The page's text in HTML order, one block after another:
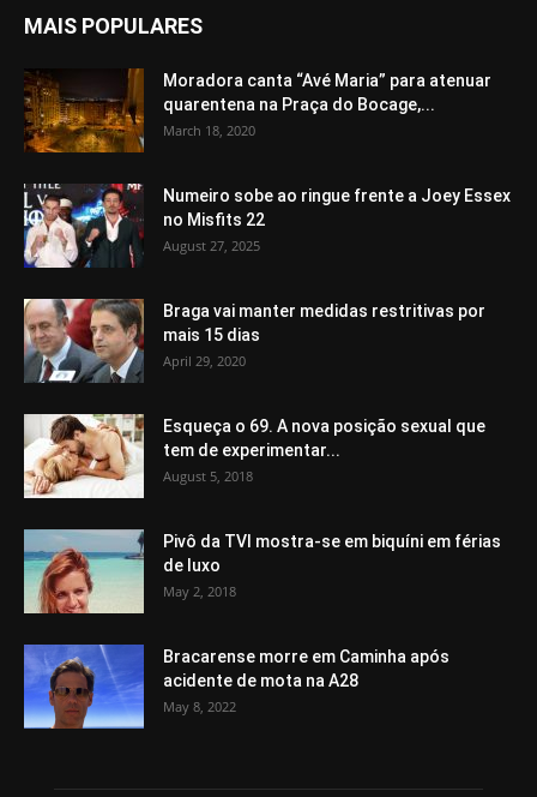
MAIS POPULARES
Moradora canta “Avé Maria” para atenuar
quarentena na Praça do Bocage,...
March 18, 2020
Numeiro sobe ao ringue frente a Joey Essex
no Misfits 22
August 27, 2025
Braga vai manter medidas restritivas por
mais 15 dias
April 29, 2020
Esqueça o 69. A nova posição sexual que
tem de experimentar...
August 5, 2018
Pivô da TVI mostra-se em biquíni em férias
de luxo
May 2, 2018
Bracarense morre em Caminha após
acidente de mota na A28
May 8, 2022